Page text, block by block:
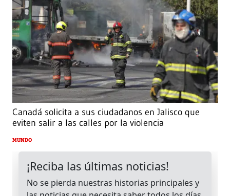
Canadá solicita a sus ciudadanos en Jalisco que
eviten salir a las calles por la violencia
MUNDO